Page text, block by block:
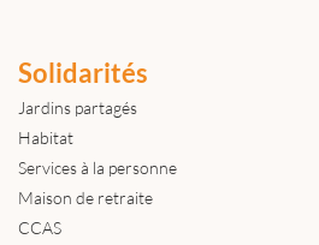
Solidarités
Jardins partagés
Habitat
Services à la personne
Maison de retraite
CCAS